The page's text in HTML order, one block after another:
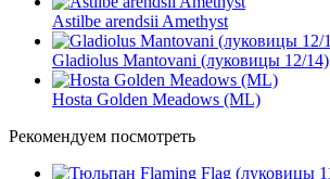
Astilbe arendsii Amethyst
Gladiolus Mantovani (луковицы 12/14)
Hosta Golden Meadows (ML)
Рекомендуем посмотреть